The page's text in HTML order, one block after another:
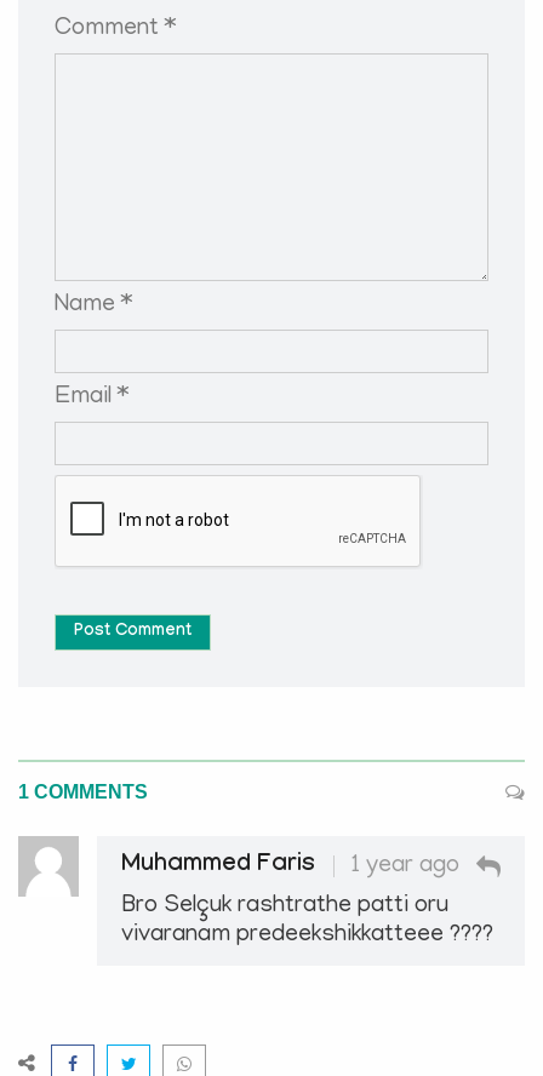
Comment *
Name *
Email *
Post Comment
1 COMMENTS
Muhammed Faris
1 year ago
Bro Selçuk rashtrathe patti oru
vivaranam predeekshikkatteee ????